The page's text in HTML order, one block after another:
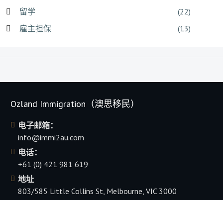
留学
(22)
雇主担保
(13)
Ozland Immigration（澳思移民）
电子邮箱：
info@immi2au.com
电话：
+61 (0) 421 981 619
地址
803/585 Little Collins St, Melbourne, VIC 3000